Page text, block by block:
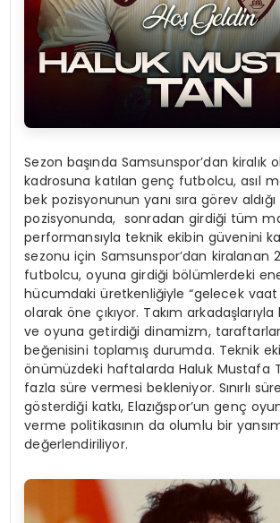
Sezon başında Samsunspor’dan kiralık
kadrosuna katılan genç futbolcu, asıl
bek pozisyonunun yanı sıra görev aldığı
pozisyonunda, sonradan girdiği tüm
performansıyla teknik ekibin güvenini
sezonu için Samsunspor’dan kiralanan
futbolcu, oyuna girdiği bölümlerdeki
hücumdaki üretkenliğiyle “gelecek vaat
olarak öne çıkıyor. Takım
ve oyuna getirdiği dinamizm,
beğenisini toplamış durumda. Teknik
önümüzdeki haftalarda Haluk Mustafa
fazla süre vermesi bekleniyor. Sınırlı
gösterdiği katkı, Elazığspor’un genç
verme politikasının da olumlu bir
değerlendiriliyor.